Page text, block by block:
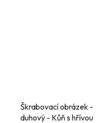
Škrabovací obrázek -
duhový - Kůň s hřívou